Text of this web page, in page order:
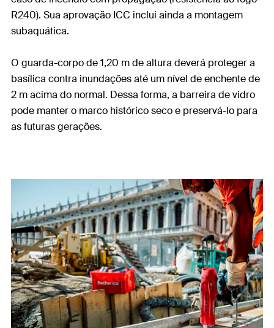
R240). Sua aprovação ICC inclui ainda a montagem
subaquática.
O guarda-corpo de 1,20 m de altura deverá proteger a
basílica contra inundações até um nível de enchente de
2 m acima do normal. Dessa forma, a barreira de vidro
pode manter o marco histórico seco e preservá-lo para
as futuras gerações.